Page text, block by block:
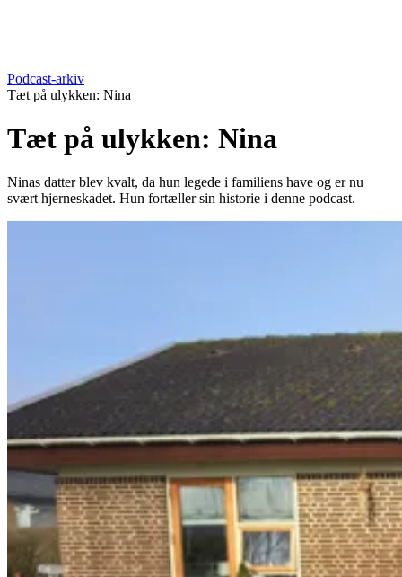
Podcast-arkiv
Tæt på ulykken: Nina
Tæt på ulykken: Nina
Ninas datter blev kvalt, da hun legede i familiens have og er nu
svært hjerneskadet. Hun fortæller sin historie i denne podcast.